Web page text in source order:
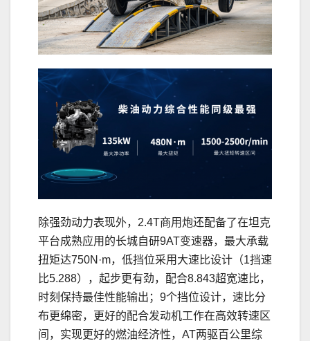
除强劲动力表现外，2.4T商用炮还配备了在坦克
平台成熟应用的长城自研9AT变速器，最大承载
扭矩达750N·m，低挡位采用大速比设计（1挡速
比5.288），起步更有劲，配合8.843超宽速比，
时刻保持最佳性能输出；9个挡位设计，速比分
布更绵密，更好的配合发动机工作在高效转速区
间，实现更好的燃油经济性，AT两驱百公里综